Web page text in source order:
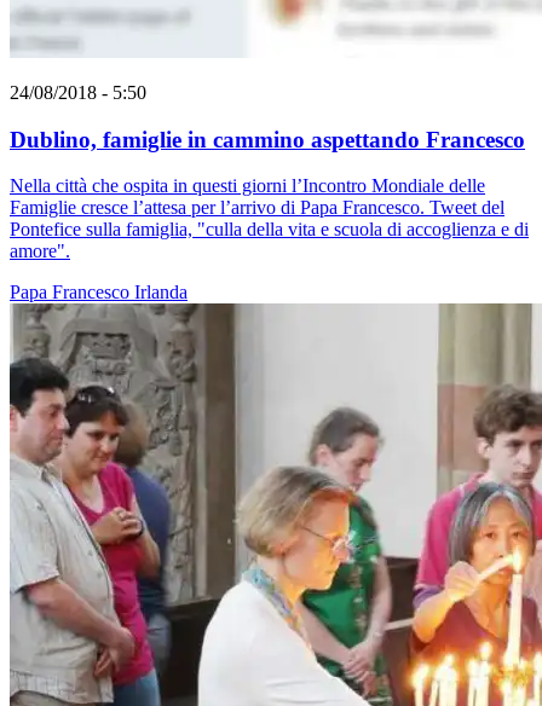
24/08/2018 - 5:50
Dublino, famiglie in cammino aspettando Francesco
Nella città che ospita in questi giorni l’Incontro Mondiale delle
Famiglie cresce l’attesa per l’arrivo di Papa Francesco. Tweet del
Pontefice sulla famiglia, "culla della vita e scuola di accoglienza e di
amore".
Papa Francesco Irlanda